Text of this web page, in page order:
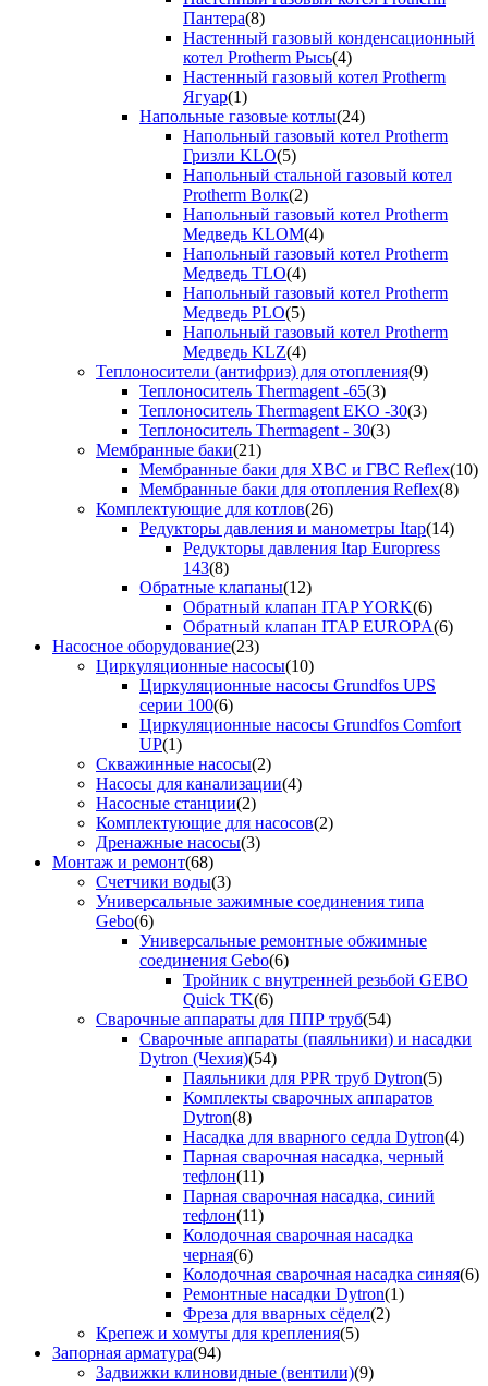
Пантера(8)
Настенный газовый конденсационный
котел Protherm Рысь(4)
Настенный газовый котел Protherm
Ягуар(1)
Напольные газовые котлы(24)
Напольный газовый котел Protherm
Гризли KLO(5)
Напольный стальной газовый котел
Protherm Волк(2)
Напольный газовый котел Protherm
Медведь KLOM(4)
Напольный газовый котел Protherm
Медведь TLO(4)
Напольный газовый котел Protherm
Медведь PLO(5)
Напольный газовый котел Protherm
Медведь KLZ(4)
Теплоносители (антифриз) для отопления(9)
Теплоноситель Thermagent -65(3)
Теплоноситель Thermagent EKO -30(3)
Теплоноситель Thermagent - 30(3)
Мембранные баки(21)
Мембранные баки для ХВС и ГВС Reflex(10)
Мембранные баки для отопления Reflex(8)
Комплектующие для котлов(26)
Редукторы давления и манометры Itap(14)
Редукторы давления Itap Europress
143(8)
Обратные клапаны(12)
Обратный клапан ITAP YORK(6)
Обратный клапан ITAP EUROPA(6)
Насосное оборудование(23)
Циркуляционные насосы(10)
Циркуляционные насосы Grundfos UPS
серии 100(6)
Циркуляционные насосы Grundfos Comfort
UP(1)
Скважинные насосы(2)
Насосы для канализации(4)
Насосные станции(2)
Комплектующие для насосов(2)
Дренажные насосы(3)
Монтаж и ремонт(68)
Счетчики воды(3)
Универсальные зажимные соединения типа
Gebo(6)
Универсальные ремонтные обжимные
соединения Gebo(6)
Тройник с внутренней резьбой GEBO
Quick TK(6)
Сварочные аппараты для ППР труб(54)
Сварочные аппараты (паяльники) и насадки
Dytron (Чехия)(54)
Паяльники для PPR труб Dytron(5)
Комплекты сварочных аппаратов
Dytron(8)
Насадка для вварного седла Dytron(4)
Парная сварочная насадка, черный
тефлон(11)
Парная сварочная насадка, синий
тефлон(11)
Колодочная сварочная насадка
черная(6)
Колодочная сварочная насадка синяя(6)
Ремонтные насадки Dytron(1)
Фреза для вварных сёдел(2)
Крепеж и хомуты для крепления(5)
Запорная арматура(94)
Задвижки клиновидные (вентили)(9)